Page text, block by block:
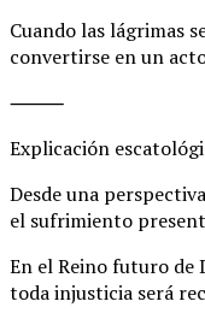
Cuando las lágrimas
convertirse en un
⸻
Explicación
Desde una
el sufrimiento
En el Reino futuro de
toda injusticia será